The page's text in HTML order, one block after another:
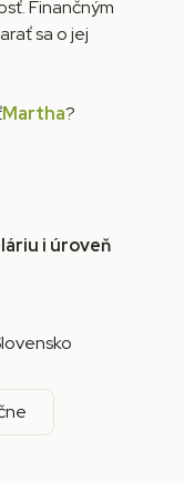
Finančným
sa o jej
Martha?
i úroveň